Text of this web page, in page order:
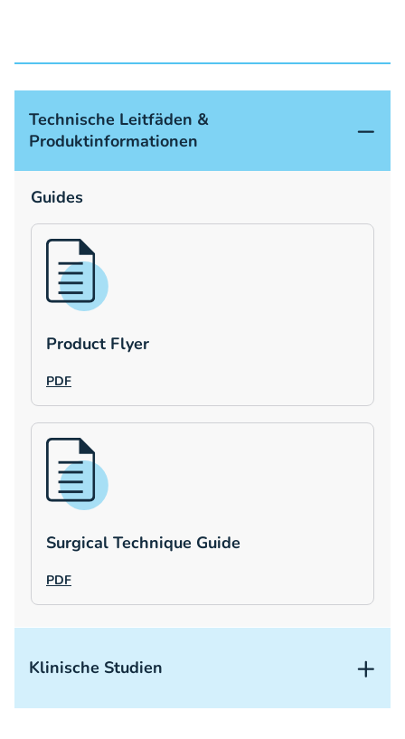
Technische Leitfäden &
Produktinformationen
Guides
Product Flyer
PDF
Surgical Technique Guide
PDF
Klinische Studien